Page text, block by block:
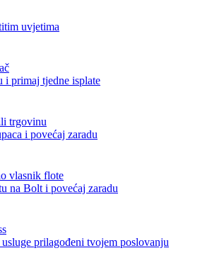
uvjetima
i primaj tjedne isplate
trgovinu
i povećaj zaradu
vlasnik flote
na Bolt i povećaj zaradu
prilagođeni tvojem poslovanju